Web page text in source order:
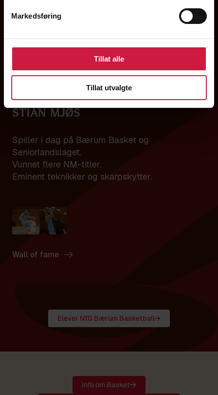
Markedsføring
Tillat alle
Tillat utvalgte
Stian Mjøs
Spiller i dag på Bærum Basket og
Seniorlandslaget.
Vunnet flere NM-titler.
Eminent teknikker og skarpskytter.
Wall of fame
Elever NTG Bærum Basketball
Info om Basket